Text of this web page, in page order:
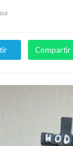
Compartir